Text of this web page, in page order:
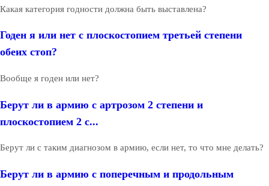
Какая категория годности должна быть выставлена?
Годен я или нет с плоскостопием третьей степени
обеих стоп?
Вообще я годен или нет?
Берут ли в армию с артрозом 2 степени и
плоскостопием 2 с...
Берут ли с таким диагнозом в армию, если нет, то что мне делать?
Берут ли в армию с поперечным и продольным